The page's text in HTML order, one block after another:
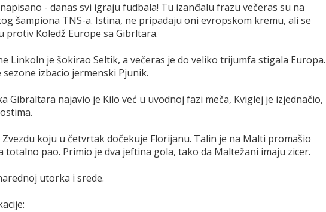
- danas svi igraju fudbala! Tu izanđalu frazu večeras su na
šampiona TNS-a. Istina, ne pripadaju oni evropskom kremu, ali se
protiv Koledž Europe sa Gibrltara.
Linkoln je šokirao Seltik, a večeras je do veliko trijumfa stigala Europa.
izbacio jermenski Pjunik.
Gibraltara najavio je Kilo već u uvodnoj fazi meča, Kviglej je izjednačio,
koju u četvrtak dočekuje Florijanu. Talin je na Malti promašio
pao. Primio je dva jeftina gola, tako da Maltežani imaju zicer.
utorka i srede.